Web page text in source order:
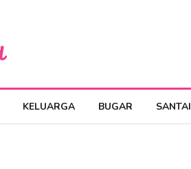
KELUARGA BUGAR SANTAI